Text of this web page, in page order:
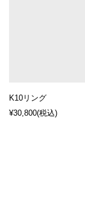
K10リング
¥30,800(税込)